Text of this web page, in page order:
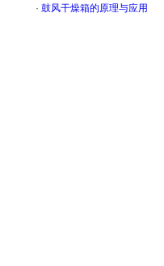
· 鼓风干燥箱的原理与应用